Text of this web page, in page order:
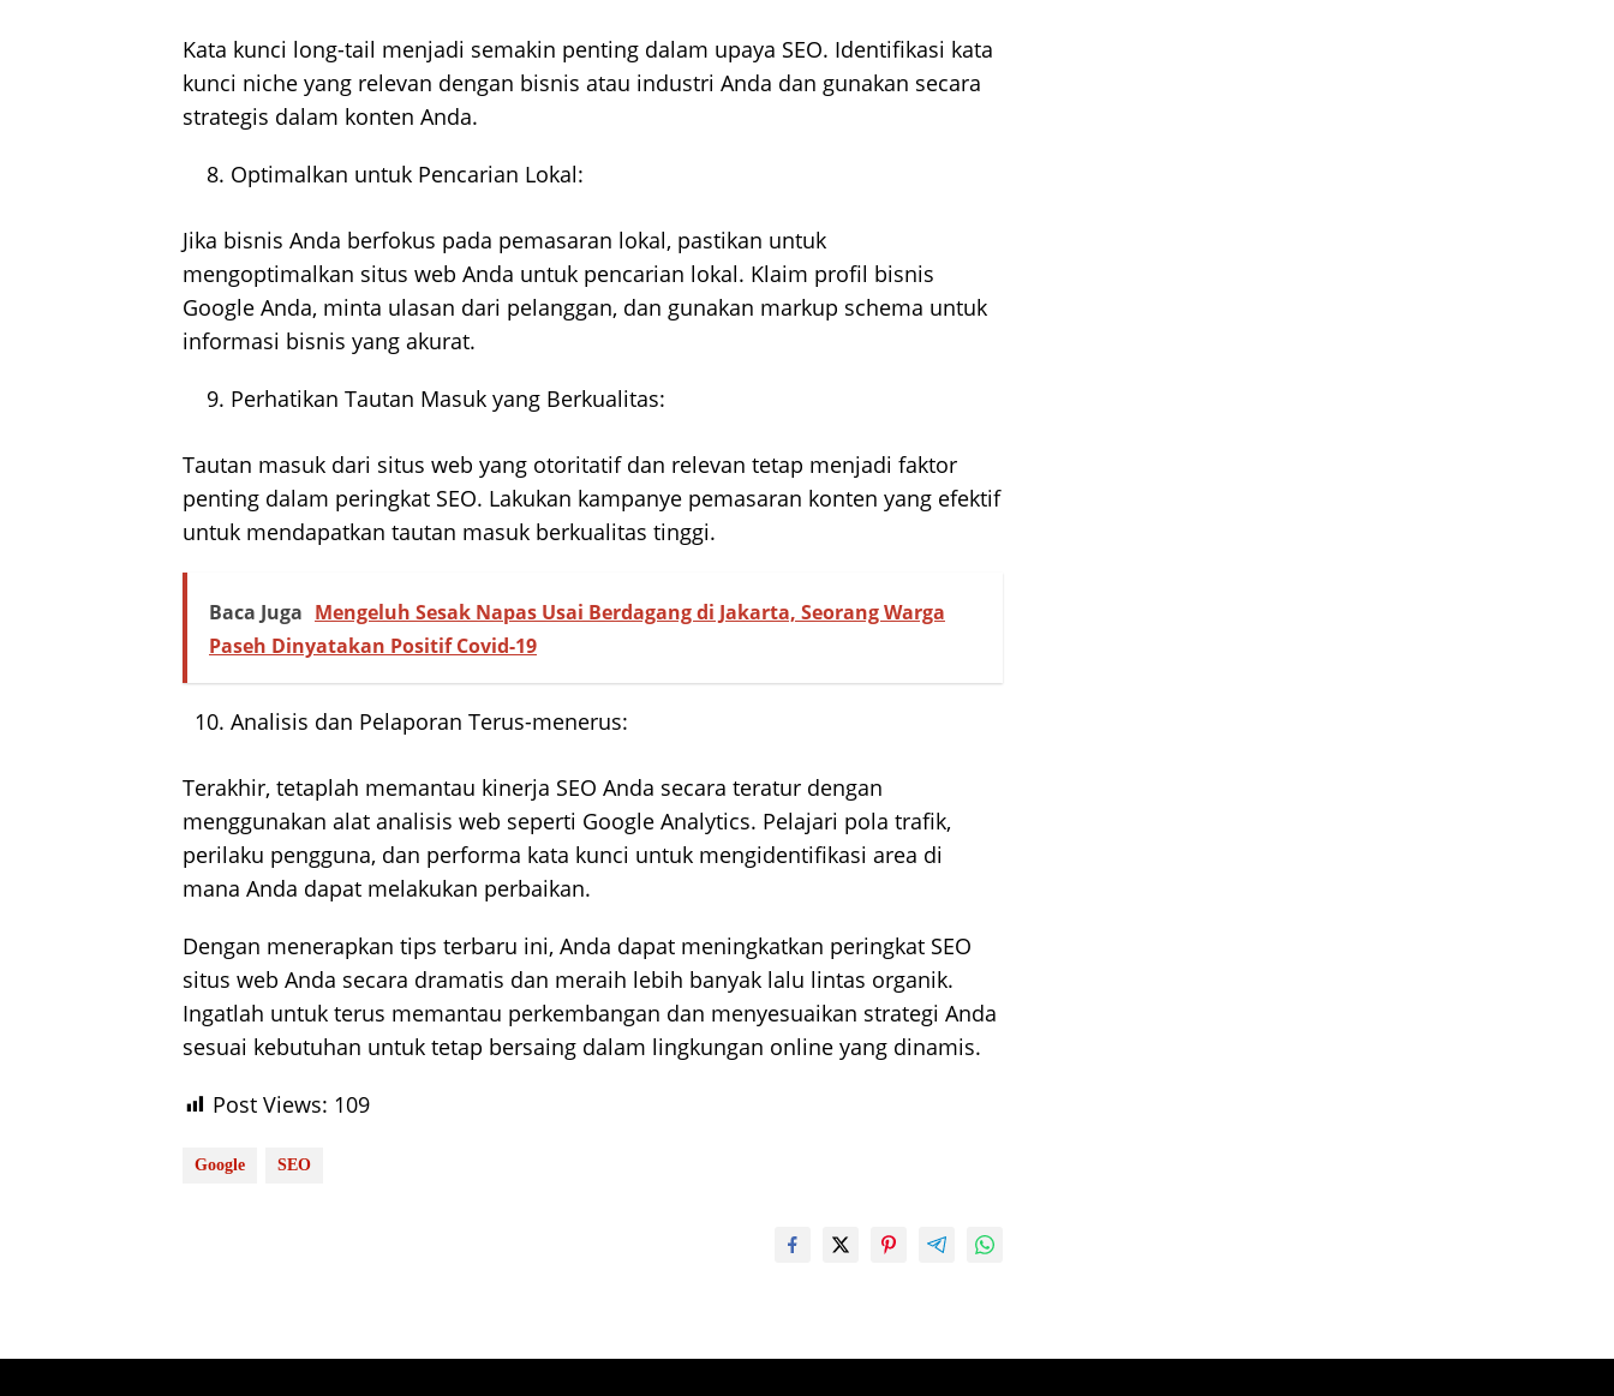
Kata kunci long-tail menjadi semakin penting dalam upaya SEO. Identifikasi kata
kunci niche yang relevan dengan bisnis atau industri Anda dan gunakan secara
strategis dalam konten Anda.
Optimalkan untuk Pencarian Lokal:
Jika bisnis Anda berfokus pada pemasaran lokal, pastikan untuk
mengoptimalkan situs web Anda untuk pencarian lokal. Klaim profil bisnis
Google Anda, minta ulasan dari pelanggan, dan gunakan markup schema untuk
informasi bisnis yang akurat.
Perhatikan Tautan Masuk yang Berkualitas:
Tautan masuk dari situs web yang otoritatif dan relevan tetap menjadi faktor
penting dalam peringkat SEO. Lakukan kampanye pemasaran konten yang efektif
untuk mendapatkan tautan masuk berkualitas tinggi.
Baca Juga Mengeluh Sesak Napas Usai Berdagang di Jakarta, Seorang Warga
Paseh Dinyatakan Positif Covid-19
Analisis dan Pelaporan Terus-menerus:
Terakhir, tetaplah memantau kinerja SEO Anda secara teratur dengan
menggunakan alat analisis web seperti Google Analytics. Pelajari pola trafik,
perilaku pengguna, dan performa kata kunci untuk mengidentifikasi area di
mana Anda dapat melakukan perbaikan.
Dengan menerapkan tips terbaru ini, Anda dapat meningkatkan peringkat SEO
situs web Anda secara dramatis dan meraih lebih banyak lalu lintas organik.
Ingatlah untuk terus memantau perkembangan dan menyesuaikan strategi Anda
sesuai kebutuhan untuk tetap bersaing dalam lingkungan online yang dinamis.
Post Views: 109
Google SEO